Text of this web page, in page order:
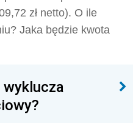
zł netto). O ile
Jaka będzie kwota
wyklucza